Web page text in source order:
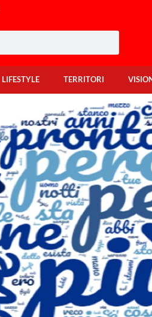
LIFESTYLE TERRITORI